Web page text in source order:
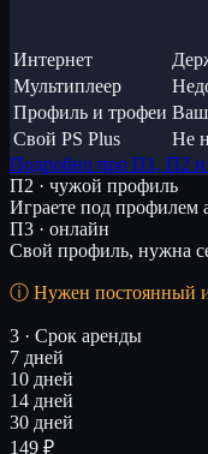
Интернет
Мультиплеер
Профиль и трофеи Ваш
Свой PS Plus
Не
Подробно про П1, П2
П2 · чужой профиль
Играете под профилем
П3 · онлайн
Свой профиль, нужна
Нужен постоянный
3 · Срок аренды
7 дней
10 дней
14 дней
30 дней
149 ₽